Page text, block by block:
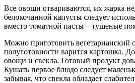
Все овощи отвариваются, их жарка
белокочанной капусты следует
вместо томатной пасты – тушеные
Можно приготовить вегетарианский
полуготовности варится картошка.
овощи и свекла. Готовый продукт
Кушать первое блюдо следует
забывая, что свекла обладает